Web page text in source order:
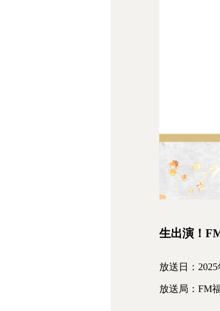
生出演！
放送日：
放送局：FM